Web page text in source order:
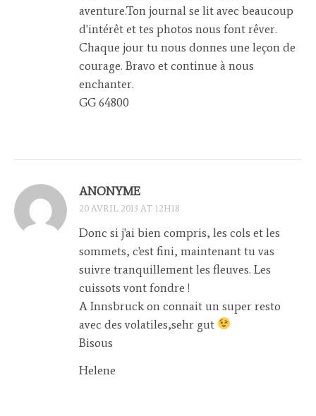
aventure.Ton journal se lit avec beaucoup
d'intérêt et tes photos nous font rêver.
Chaque jour tu nous donnes une leçon de
courage. Bravo et continue à nous
enchanter.
GG 64800
ANONYME
20 AVRIL 2013 AT 12H18
Donc si j'ai bien compris, les cols et les
sommets, c'est fini, maintenant tu vas
suivre tranquillement les fleuves. Les
cuissots vont fondre !
A Innsbruck on connait un super resto
avec des volatiles,sehr gut
Bisous
Helene